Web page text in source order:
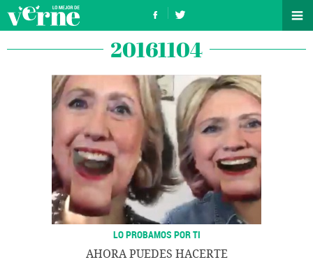
20161104
LO PROBAMOS POR TI
AHORA PUEDES HACERTE